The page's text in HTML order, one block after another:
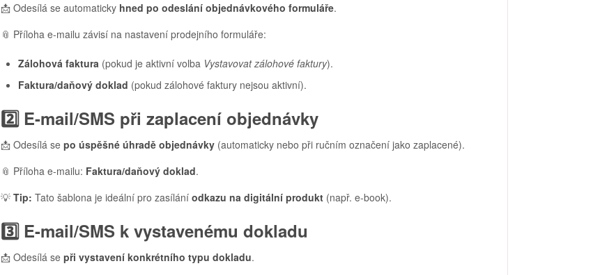
📩 Odesílá se automaticky hned po odeslání objednávkového formuláře.
📎 Příloha e-mailu závisí na nastavení prodejního formuláře:
Zálohová faktura(pokud je aktivní volba Vystavovat zálohové faktury).
Faktura/daňový doklad (pokud zálohové faktury nejsou aktivní).
2️⃣ E-mail/SMS při zaplacení objednávky
📩 Odesílá se po úspěšné úhradě objednávky(automaticky nebo při ručním označení jako zaplacené).
📎 Příloha e-mailu: Faktura/daňový doklad.
💡 Tip: Tato šablona je ideální pro zasílání odkazu na digitální produkt(např. e-book).
3️⃣ E-mail/SMS k vystavenému dokladu
📩 Odesílá se při vystavení konkrétního typu dokladu.